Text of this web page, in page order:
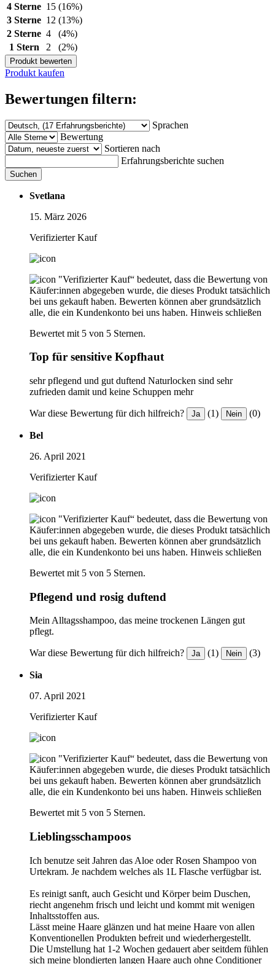
4 Sterne 15 (16%)
3 Sterne 12 (13%)
2 Sterne 4
(4%)
1 Stern
2 (2%)
Produkt bewerten
Produkt kaufen
Bewertungen filtern:
Sprachen
Bewertung
Sortieren nach
Erfahrungsberichte suchen
Suchen
Svetlana
15. März 2026
Verifizierter Kauf
"Verifizierter Kauf“ bedeutet, dass die Bewertung von
Käufer:innen abgegeben wurde, die dieses Produkt tatsächlich
bei uns gekauft haben. Bewerten können aber grundsätzlich
alle, die ein Kundenkonto bei uns haben. Hinweis schließen
Bewertet mit 5 von 5 Sternen.
Top für sensitive Kopfhaut
sehr pflegend und gut duftend Naturlocken sind sehr
zufrieden damit und keine Schuppen mehr
War diese Bewertung für dich hilfreich? Ja (1) Nein (0)
Bel
26. April 2021
Verifizierter Kauf
"Verifizierter Kauf“ bedeutet, dass die Bewertung von
Käufer:innen abgegeben wurde, die dieses Produkt tatsächlich
bei uns gekauft haben. Bewerten können aber grundsätzlich
alle, die ein Kundenkonto bei uns haben. Hinweis schließen
Bewertet mit 5 von 5 Sternen.
Pflegend und rosig duftend
Mein Alltagsshampoo, das meine trockenen Längen gut
pflegt.
War diese Bewertung für dich hilfreich? Ja (1) Nein (3)
Sia
07. April 2021
Verifizierter Kauf
"Verifizierter Kauf“ bedeutet, dass die Bewertung von
Käufer:innen abgegeben wurde, die dieses Produkt tatsächlich
bei uns gekauft haben. Bewerten können aber grundsätzlich
alle, die ein Kundenkonto bei uns haben. Hinweis schließen
Bewertet mit 5 von 5 Sternen.
Lieblingsschampoos
Ich benutze seit Jahren das Aloe oder Rosen Shampoo von
Urtekram. Je nachdem welches als 1L Flasche verfügbar ist.
Es reinigt sanft, auch Gesicht und Körper beim Duschen,
riecht angenehm frisch und leicht und kommt mit wenigen
Inhaltsstoffen aus.
Lässt meine Haare glänzen und hat meine Haare von allen
Konventionellen Produkten befreit und wiederhergestellt.
Die Umstellung hat 1-2 Wochen gedauert aber seitdem fühlen
sich meine blondierten langen Haare auch ohne Conditioner